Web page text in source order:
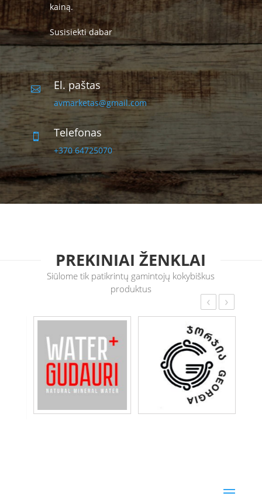
kainą.
Susisiekti dabar
 El. paštas
avmarketas@gmail.com
 Telefonas
+370 64725070
PREKINIAI ŽENKLAI
Siūlome tik patikrintų gamintojų kokybiškus
produktus
‹ ›